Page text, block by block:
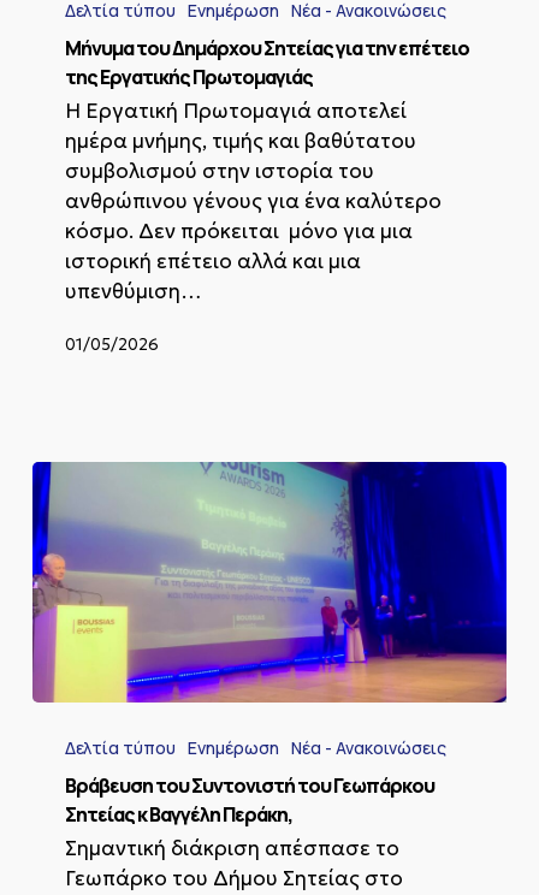
Δημάρχου
Σητείας
επέτειο
Εργατικής
Πρωτομαγιάς
Δελτία τύπου Ενημέρωση Νέα - Ανακοινώσεις
Μήνυμα του Δημάρχου Σητείας για την επέτειο
της Εργατικής Πρωτομαγιάς
Η Εργατική Πρωτομαγιά αποτελεί
ημέρα μνήμης, τιμής και βαθύτατου
συμβολισμού στην ιστορία του
ανθρώπινου γένους για ένα καλύτερο
κόσμο. Δεν πρόκειται μόνο για μια
ιστορική επέτειο αλλά και μια
υπενθύμιση…
01/05/2026
Συντονιστή
του
Γεωπάρκου
Βαγγέλη
Δελτία τύπου Ενημέρωση Νέα - Ανακοινώσεις
Bράβευση του Συντονιστή του Γεωπάρκου
Σητείας κ Βαγγέλη Περάκη,
Σημαντική διάκριση απέσπασε το
Γεωπάρκο του Δήμου Σητείας στο